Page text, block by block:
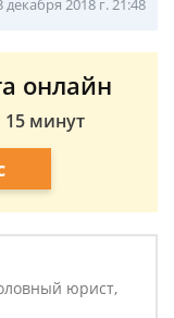
декабря 2018 г. 21:48
онлайн
15 минут
юрист,